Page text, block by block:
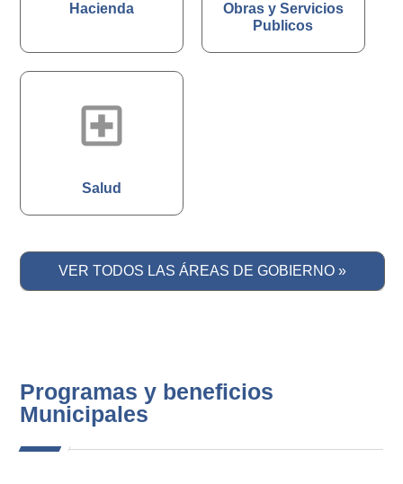
Hacienda
Obras y Servicios
Publicos
local_hospital
Salud
VER TODOS LAS ÁREAS DE GOBIERNO »
Programas y beneficios
Municipales